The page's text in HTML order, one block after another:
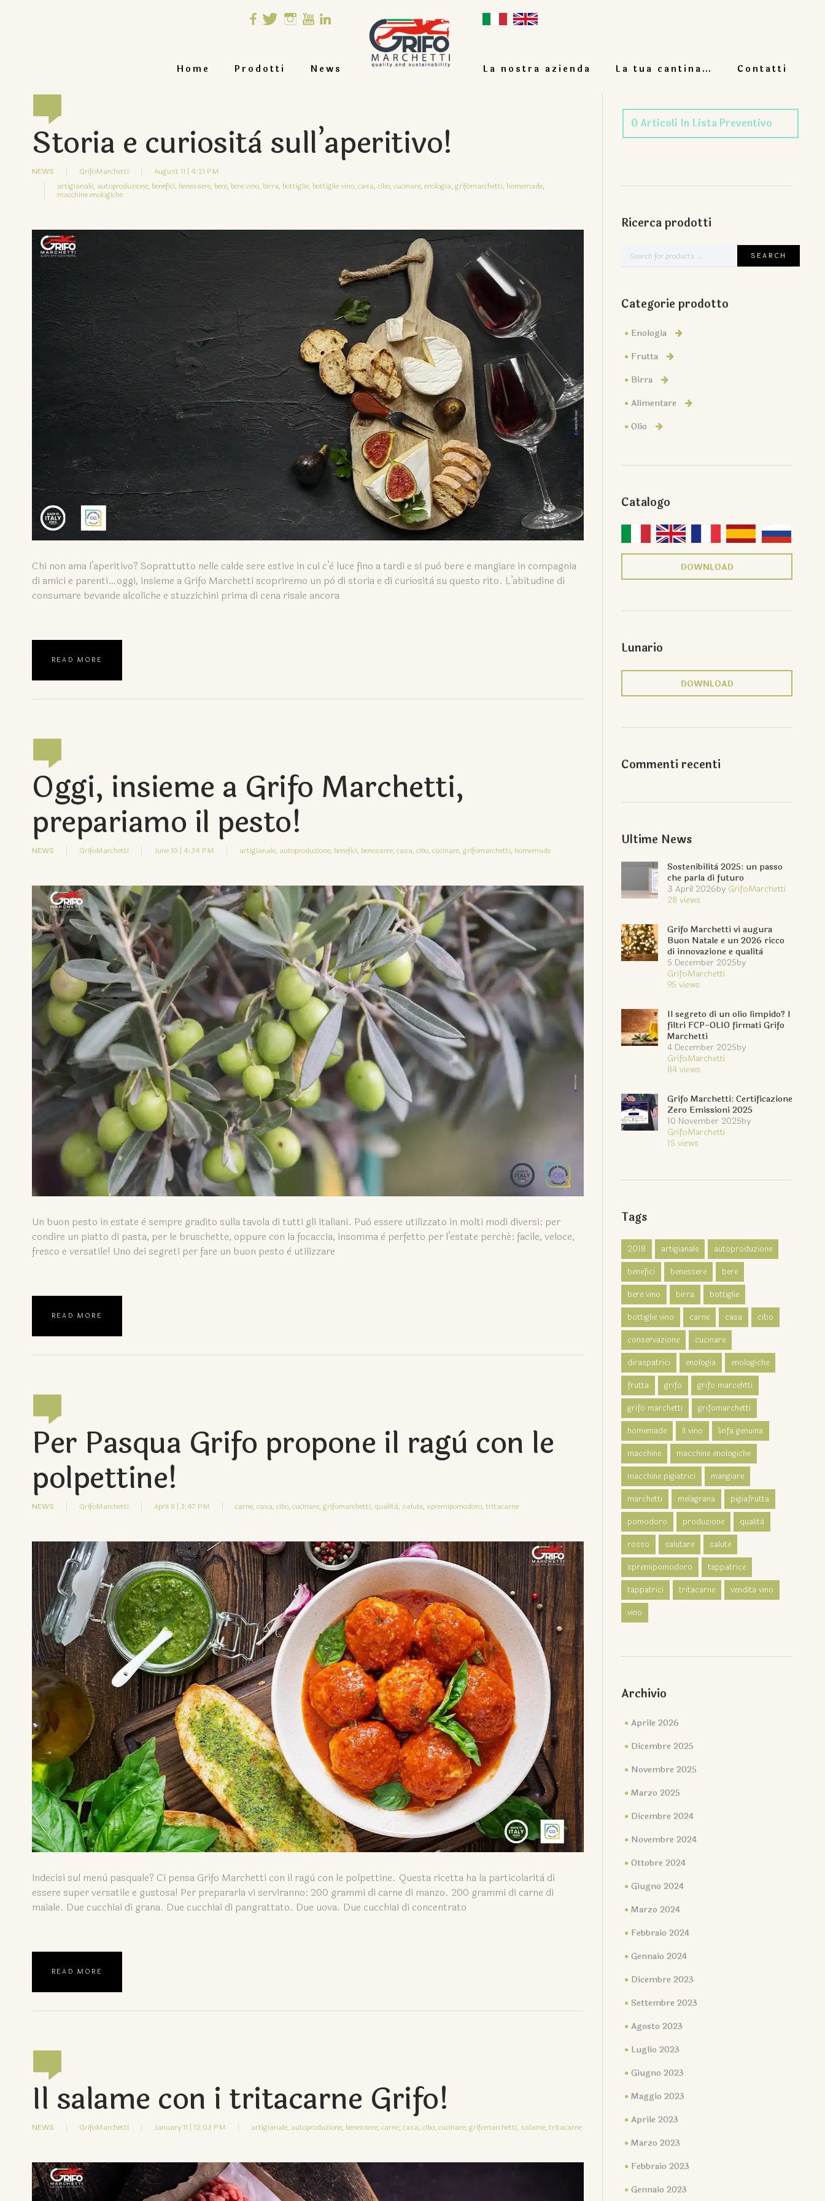
Home Prodotti News La nostra azienda La tua cantina… Contatti
Storia e curiosità sull’aperitivo!
NEWS GrifoMarchetti
August 11 | 4:21 PM
artigianale, autoproduzione, benefici, benessere, bere, bere vino, birra, bottiglie, bottiglie vino, casa, cibo, cucinare, enologia, grifomarchetti, homemade,
macchine enologiche
Chi non ama l’aperitivo? Soprattutto nelle calde sere estive in cui c’è luce fino a tardi e si può bere e mangiare in compagnia
di amici e parenti…oggi, insieme a Grifo Marchetti scopriremo un pò di storia e di curiosità su questo rito. L’abitudine di
consumare bevande alcoliche e stuzzichini prima di cena risale ancora
READ MORE
Oggi, insieme a Grifo Marchetti,
prepariamo il pesto!
NEWS GrifoMarchetti June 10 | 4:34 PM artigianale, autoproduzione, benefici, benessere, casa, cibo, cucinare, grifomarchetti, homemade
Un buon pesto in estate è sempre gradito sulla tavola di tutti gli italiani. Può essere utilizzato in molti modi diversi: per
condire un piatto di pasta, per le bruschette, oppure con la focaccia, insomma è perfetto per l’estate perché: facile, veloce,
fresco e versatile! Uno dei segreti per fare un buon pesto è utilizzare
READ MORE
Per Pasqua Grifo propone il ragù con le
polpettine!
NEWS GrifoMarchetti April 8 | 3:47 PM carne, casa, cibo, cucinare, grifomarchetti, qualità, salute, spremipomodoro, tritacarne
Indecisi sul menù pasquale? Ci pensa Grifo Marchetti con il ragù con le polpettine. Questa ricetta ha la particolarità di
essere super versatile e gustosa! Per prepararla vi serviranno: 200 grammi di carne di manzo. 200 grammi di carne di
maiale. Due cucchiai di grana. Due cucchiai di pangrattato. Due uova. Due cucchiai di concentrato
READ MORE
Il salame con i tritacarne Grifo!
NEWS GrifoMarchetti January 11 | 12:03 PM artigianale, autoproduzione, benessere, carne, casa, cibo, cucinare, grifomarchetti, salame, tritacarne
0Articoli In Lista Preventivo
Ricerca prodotti
Categorie prodotto
Enologia
Frutta
Birra
Alimentare
Olio
Catalogo
DOWNLOAD
Lunario
DOWNLOAD
Commenti recenti
Ultime News
Sostenibilità 2025: un passo
che parla di futuro
3 April 2026by GrifoMarchetti
28 views
Grifo Marchetti vi augura
Buon Natale e un 2026 ricco
di innovazione e qualità
5 December 2025by
GrifoMarchetti
95 views
Il segreto di un olio limpido? I
filtri FCP-OLIO firmati Grifo
Marchetti
4 December 2025by
GrifoMarchetti
84views
Grifo Marchetti: Certificazione
Zero Emissioni 2025
10 November 2025by
GrifoMarchetti
15 views
Tags
2018 artigianale
autoproduzione
benefici
benessere
bere
bere vino
birra
bottiglie
bottiglie vino
carne casa
cibo
conservazione
cucinare
diraspatrici
enologia
enologiche
frutta
grifo
grifo marcehtti
grifo marchetti
grifomarchetti
homemade
Il vino
linfa genuina
macchine
macchine enologiche
macchine pigiatrici
mangiare
marchetti
melagrana
pigiafrutta
pomodoro
produzione
qualità
rosso
salutare
salute
spremipomodoro
tappatrice
tappatrici
tritacarne
vendita vino
vino
Archivio
Aprile 2026
Dicembre 2025
Novembre 2025
Marzo 2025
Dicembre 2024
Novembre 2024
Ottobre 2024
Giugno 2024
Marzo 2024
Febbraio 2024
Gennaio 2024
Dicembre 2023
Settembre 2023
Agosto 2023
Luglio 2023
Giugno 2023
Maggio 2023
Aprile 2023
Marzo 2023
Febbraio 2023
Gennaio 2023